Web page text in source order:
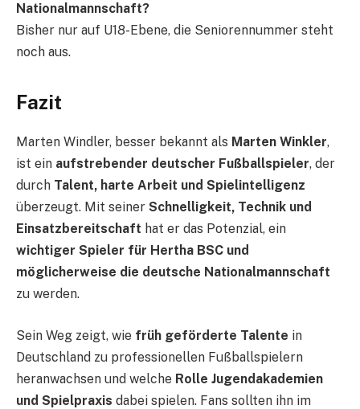
Nationalmannschaft?
Bisher nur auf U18-Ebene, die Seniorennummer steht
noch aus.
Fazit
Marten Windler, besser bekannt als Marten Winkler,
ist ein aufstrebender deutscher Fußballspieler, der
durch Talent, harte Arbeit und Spielintelligenz
überzeugt. Mit seiner Schnelligkeit, Technik und
Einsatzbereitschaft hat er das Potenzial, ein
wichtiger Spieler für Hertha BSC und
möglicherweise die deutsche Nationalmannschaft
zu werden.
Sein Weg zeigt, wie früh geförderte Talente in
Deutschland zu professionellen Fußballspielern
heranwachsen und welche Rolle Jugendakademien
und Spielpraxis dabei spielen. Fans sollten ihn im